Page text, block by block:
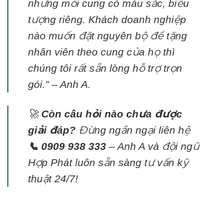
nhưng mỗi cung có màu sắc, biểu
tượng riêng. Khách doanh nghiệp
nào muốn đặt nguyên bộ để tặng
nhân viên theo cung của họ thì
chúng tôi rất sẵn lòng hỗ trợ trọn
gói.”– Anh A.
🚀 Còn câu hỏi nào chưa được
giải đáp?Đừng ngần ngại liên hệ
📞 0909 938 333– Anh A và đội ngũ
Hợp Phát luôn sẵn sàng tư vấn kỹ
thuật 24/7!